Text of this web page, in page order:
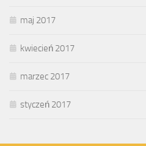
maj 2017
kwiecień 2017
marzec 2017
styczeń 2017